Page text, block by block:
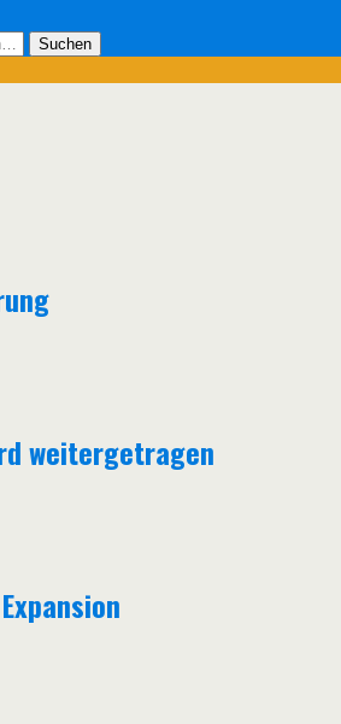
weitergetragen